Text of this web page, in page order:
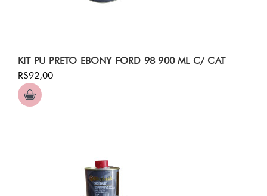
KIT PU PRETO EBONY FORD 98 900 ML C/ CAT
R$92,00